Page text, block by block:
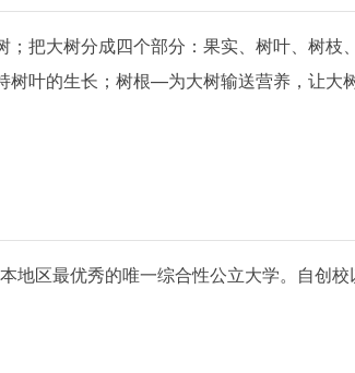
把大树分成四个部分：果实、树叶、树
叶的生长；树根—为大树输送营养，让大树
区最优秀的唯一综合性公立大学。自创